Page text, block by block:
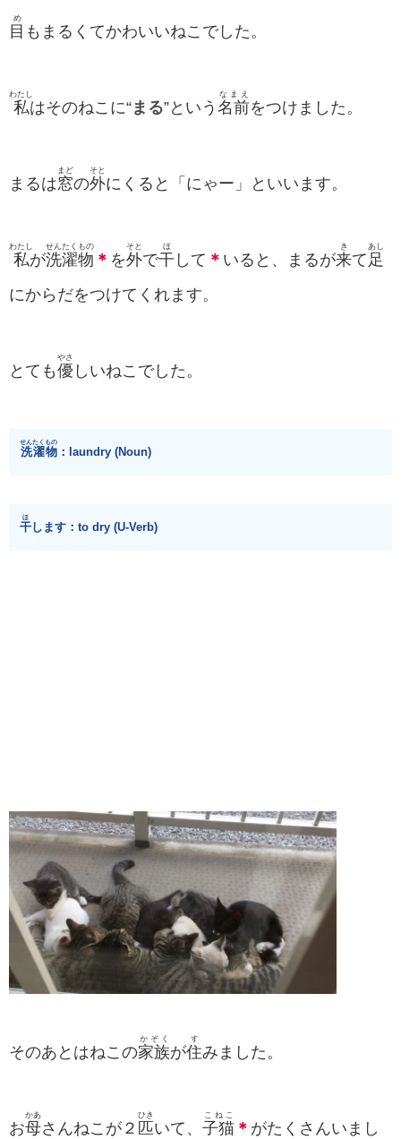
目
め
もまるくてかわいいねこでした。
私
わたし
はそのねこに“まる”という 名前
なまえ
をつけました。
まるは窓
まど
の外
そと
にくると「にゃー」といいます。
私
わたし
が洗濯物
せんたくもの
＊ を外
そと
で干
ほ
して ＊ いると、まるが来
き
て 足
あし
にからだをつけてくれます。
とても優
やさ
しいねこでした。
洗濯物
せんたくもの
：laundry (Noun)
干
ほ
します：to dry (U-Verb)
そのあとはねこの家族
かぞく
が住
す
みました。
お母
かあ
さんねこが２ 匹
ひき
いて、 子猫
こねこ
＊ がたくさんいまし